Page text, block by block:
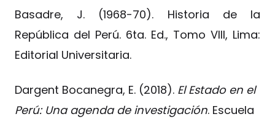
Basadre, J. (1968-70). Historia de la
República del Perú. 6ta. Ed., Tomo VIII, Lima:
Editorial Universitaria.
Dargent Bocanegra, E. (2018). El Estado en el
Perú: Una agenda de investigación. Escuela